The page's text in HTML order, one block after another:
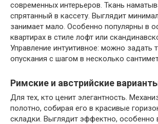
современных интерьеров. Ткань
спрятанный в кассету. Выглядит
занимает мало. Особенно популярны в
квартирах в стиле лофт или
Управление интуитивное: можно задать
опускания с шагом в несколько
Римские и австрийские
Для тех, кто ценит элегантность.
полотно, собирая его в красивые
складки. Выглядит эффектно, особенно